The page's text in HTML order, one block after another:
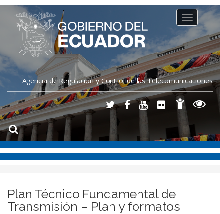
Agencia de Regulación y Control de las Telecomunicaciones
Toggle
navigation
Plan Técnico Fundamental de
Transmisión – Plan y formatos